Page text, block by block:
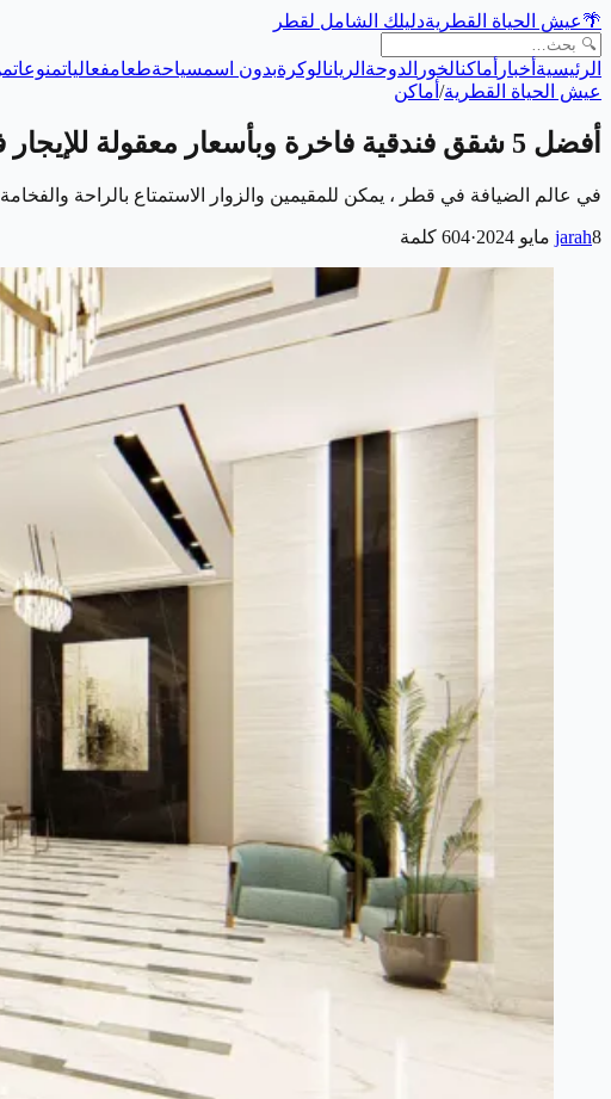
🌴عيش الحياة القطريةدليلك الشامل لقطر
الرئيسية أخبار أماكنالخور الدوحة الريانالوكرةبدون اسمسياحةطعامفعالياتمنوعات
عيش الحياة القطرية/ أماكن
أفضل 5 شقق فندقية فاخرة وبأسعار معقولة للإيجار في قطر
في عالم الضيافة في قطر ، يمكن للمقيمين والزوار الاستمتاع بالراحة
jarah8 مايو 2024 ·
604 كلمة